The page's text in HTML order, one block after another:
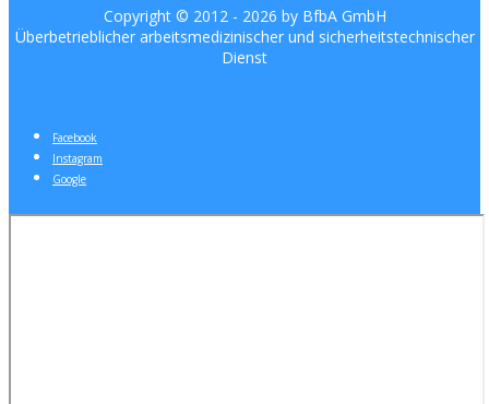
Copyright © 2012 - 2026 by BfbA GmbH
Überbetrieblicher arbeitsmedizinischer und sicherheitstechnischer
Dienst
Facebook
Instagram
Google